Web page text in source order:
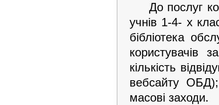
До послуг
учнів 1-4- х
бібліотека
користувачів
кількість
вебсайту ОБД);
масові заходи.